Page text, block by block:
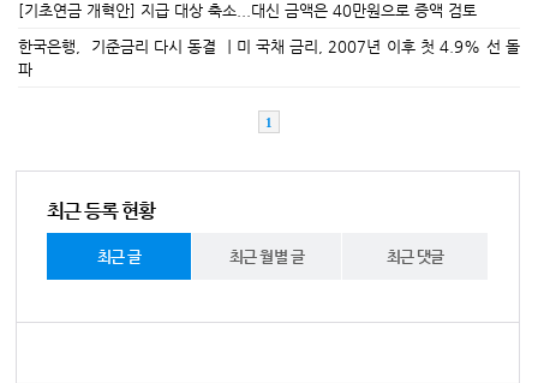
[기초연금 개혁안] 지급 대상 축소...대신 금액은 40만원으로 증액 검토
한국은행, 기준금리 다시 동결 ㅣ미 국채 금리, 2007년 이후 첫 4.9% 선 돌
파
1
최근 등록 현황
최근 글 최근 월별 글 최근 댓글